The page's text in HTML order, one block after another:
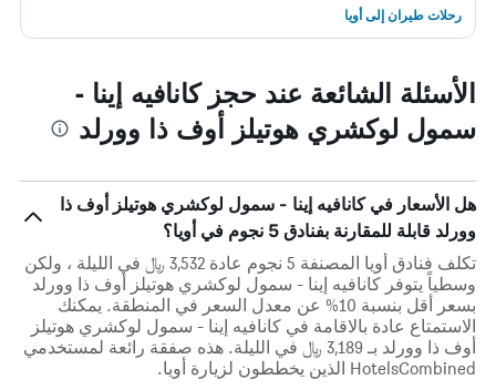
رحلات طيران إلى أويا
الأسئلة الشائعة عند حجز كانافيه إينا -
سمول لوكشري هوتيلز أوف ذا وورلد
هل الأسعار في كانافيه إينا - سمول لوكشري هوتيلز أوف ذا
وورلد قابلة للمقارنة بفنادق 5 نجوم في أويا؟
تكلف فنادق أويا المصنفة 5 نجوم عادة 3,532 ﷼ في الليلة ، ولكن
وسطياً يتوفر كانافيه إينا - سمول لوكشري هوتيلز أوف ذا وورلد
بسعر أقل بنسبة 10% عن معدل السعر في المنطقة. يمكنك
الاستمتاع عادة بالاقامة في كانافيه إينا - سمول لوكشري هوتيلز
أوف ذا وورلد بـ 3,189 ﷼ في الليلة. هذه صفقة رائعة لمستخدمي
HotelsCombined الذين يخططون لزيارة أويا.